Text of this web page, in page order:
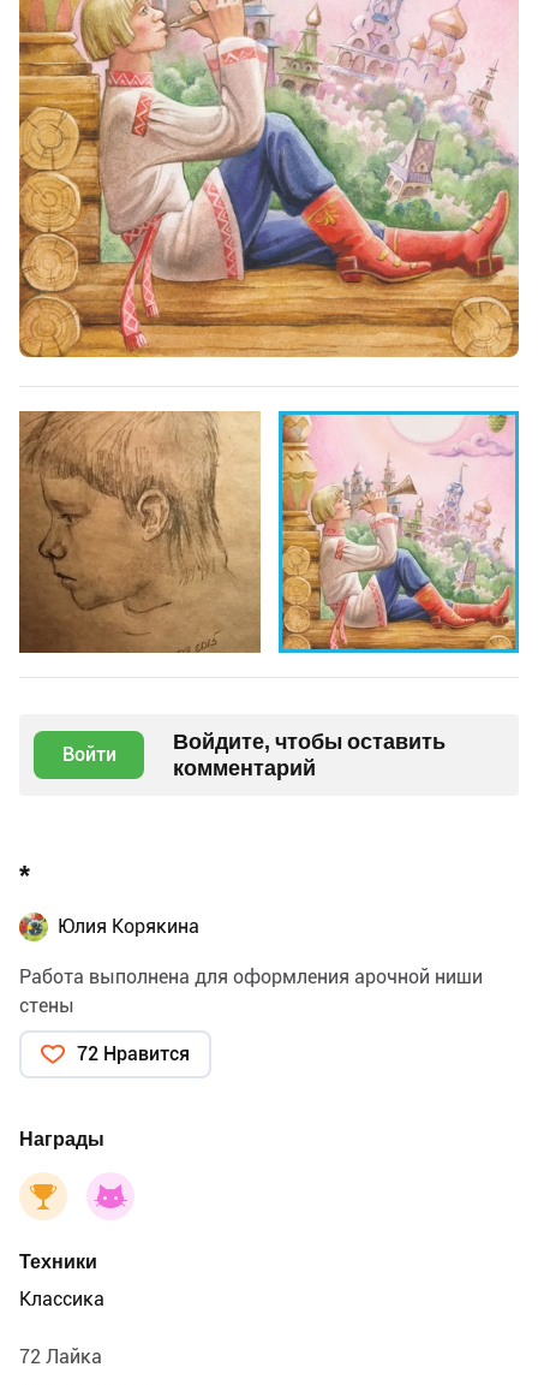
Войти
Войдите, чтобы оставить
комментарий
*
Юлия Корякина
Работа выполнена для оформления арочной ниши
стены
72 Нравится
Награды
Техники
Классика
72 Лайка